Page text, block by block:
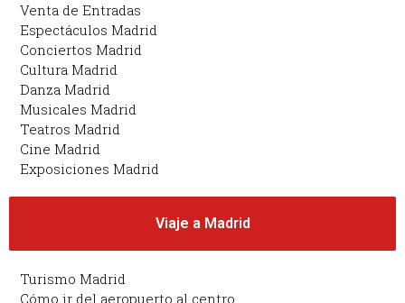
Venta de Entradas
Espectáculos Madrid
Conciertos Madrid
Cultura Madrid
Danza Madrid
Musicales Madrid
Teatros Madrid
Cine Madrid
Exposiciones Madrid
Viaje a Madrid
Turismo Madrid
Cómo ir del aeropuerto al centro